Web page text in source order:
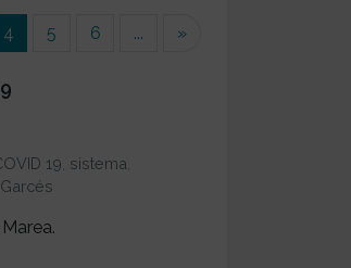
4(current)
5 6 ... »
19 sistema